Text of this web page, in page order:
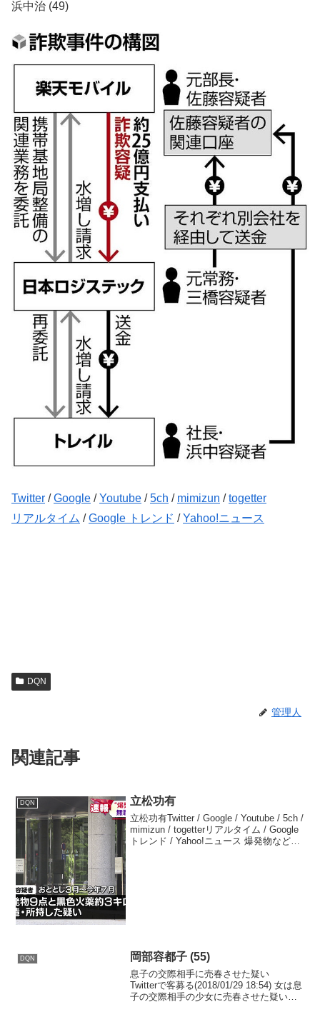
浜中治 (49)
Twitter /Google /Youtube /5ch / mimizun /togetter
リアルタイム /Google トレンド /Yahoo!ニュース
DQN
管理人
関連記事
DQN 立松功有
立松功有Twitter / Google / Youtube / 5ch /
mimizun / togetterリアルタイム / Google
トレンド / Yahoo!ニュース 爆発物など製
DQN 岡部容都子 (55)
息子の交際相手に売春させた疑い
Twitterで客募る(2018/01/29 18:54) 女は息
子の交際相手の少女に売春させた疑いで